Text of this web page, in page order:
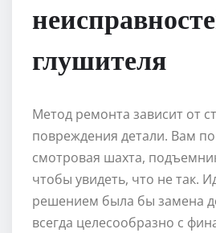
глушителя
Метод ремонта зависит от
повреждения детали. Вам
смотровая шахта,
чтобы увидеть, что не так.
решением была бы замена
всегда целесообразно с